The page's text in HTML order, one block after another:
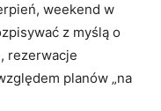
weekend w
z myślą o
rezerwacje
planów „na